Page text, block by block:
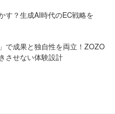
す？生成AI時代のEC戦略を
で成果と独自性を両立！ZOZO
させない体験設計